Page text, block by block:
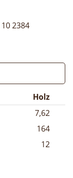
10 2384
Holz
7,62
164
12